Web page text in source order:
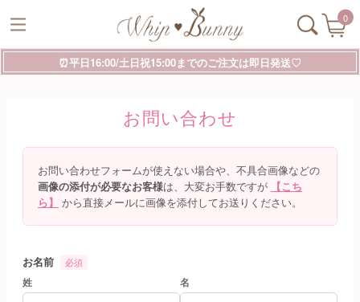
0
⏰平日16:00/土日祝15:00までのご注文は即日発送♡
お問い合わせ
お問い合わせフォームが使えない場合や、不具合画像などの
画像の添付が必要なお客様は、大変お手数ですが
【こち
ら】
から直接メールに画像を添付してお送りください。
お名前 必須
姓 名